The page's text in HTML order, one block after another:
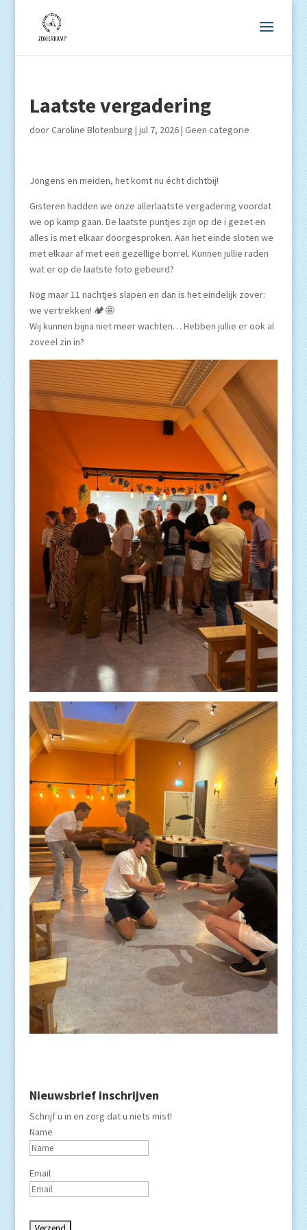
Laatste vergadering
doorCaroline Blotenburg | jul 7, 2026| Geen categorie
Jongens en meiden, het komt nu écht dichtbij!
Gisteren hadden we onze allerlaatste vergadering voordat
we op kamp gaan. De laatste puntjes zijn op de i gezet en
alles is met elkaar doorgesproken. Aan het einde sloten we
met elkaar af met een gezellige borrel. Kunnen jullie raden
wat er op de laatste foto gebeurd?
Nog maar 11 nachtjes slapen en dan is het eindelijk zover:
we vertrekken! 🏕️🤩
Wij kunnen bijna niet meer wachten… Hebben jullie er ook al
zoveel zin in?
Nieuwsbrief inschrijven
Schrijf u in en zorg dat u niets mist!
Name
Email